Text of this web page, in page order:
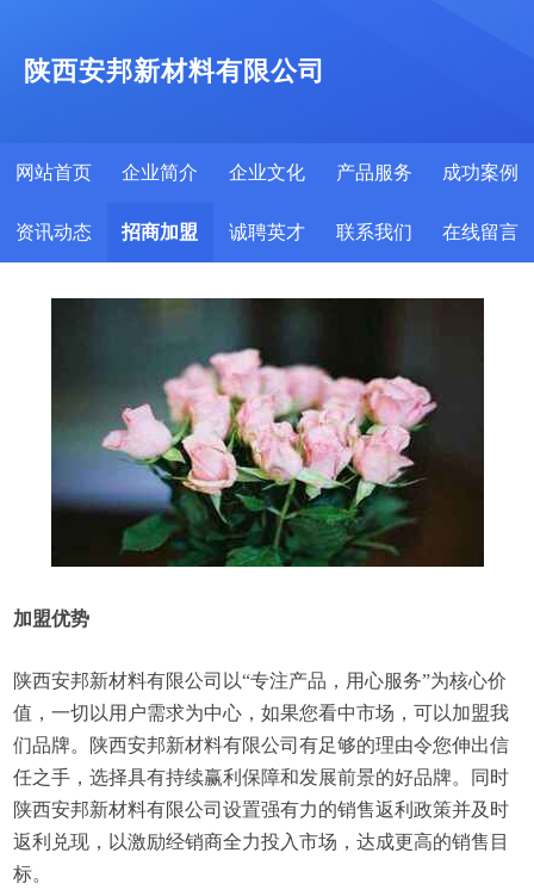
陕西安邦新材料有限公司
网站首页 企业简介 企业文化 产品服务 成功案例
资讯动态 招商加盟 诚聘英才 联系我们 在线留言
加盟优势
陕西安邦新材料有限公司以“专注产品，用心服务”为核心价
值，一切以用户需求为中心，如果您看中市场，可以加盟我
们品牌。陕西安邦新材料有限公司有足够的理由令您伸出信
任之手，选择具有持续赢利保障和发展前景的好品牌。同时
陕西安邦新材料有限公司设置强有力的销售返利政策并及时
返利兑现，以激励经销商全力投入市场，达成更高的销售目
标。